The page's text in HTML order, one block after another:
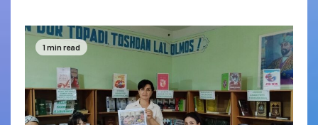
1 min read